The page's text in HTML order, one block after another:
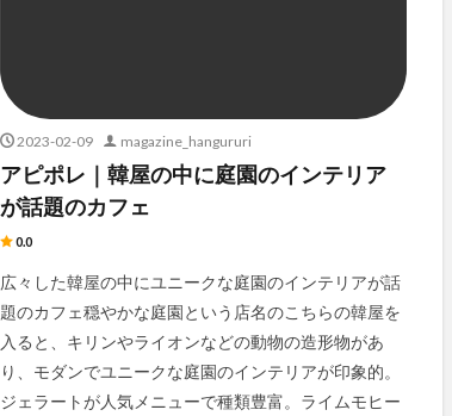
2023-02-09 magazine_hangururi
アピポレ｜韓屋の中に庭園のインテリア
が話題のカフェ
0.0
広々した韓屋の中にユニークな庭園のインテリアが話
題のカフェ穏やかな庭園という店名のこちらの韓屋を
入ると、キリンやライオンなどの動物の造形物があ
り、モダンでユニークな庭園のインテリアが印象的。
ジェラートが人気メニューで種類豊富。ライムモヒー